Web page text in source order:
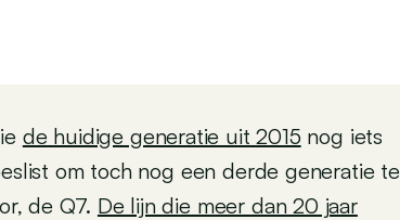
de huidige generatie uit 2015 nog iets
om toch nog een derde generatie te
de Q7. De lijn die meer dan 20 jaar